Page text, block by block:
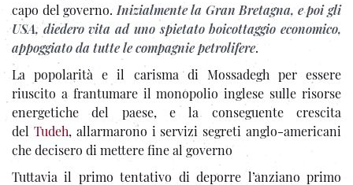
capo del governo. Inizialmente la Gran Bretagna, e poi gli
USA, diedero vita ad uno spietato boicottaggio economico,
appoggiato da tutte le compagnie petrolifere.
La popolarità e il carisma di Mossadegh per essere
riuscito a frantumare il monopolio inglese sulle risorse
energetiche del paese, e la conseguente crescita
del Tudeh, allarmarono i servizi segreti anglo-americani
che decisero di mettere fine al governo
Tuttavia il primo tentativo di deporre l’anziano primo